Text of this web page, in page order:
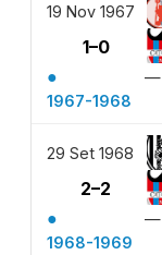
19 Nov 1967
1–0
●
—
1967-1968
29 Set 1968
2–2
●
—
1968-1969